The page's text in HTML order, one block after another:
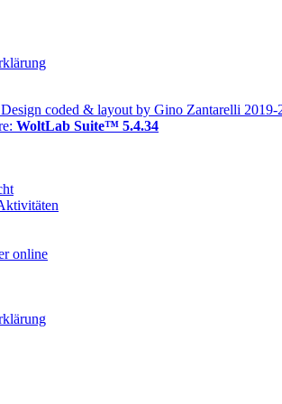
coded & layout by Gino Zantarelli
WoltLab Suite™ 5.4.34
online